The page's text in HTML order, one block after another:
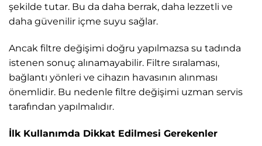
şekilde tutar. Bu da daha berrak, daha lezzetli ve
daha güvenilir içme suyu sağlar.
Ancak filtre değişimi doğru yapılmazsa su tadında
istenen sonuç alınamayabilir. Filtre sıralaması,
bağlantı yönleri ve cihazın havasının alınması
önemlidir. Bu nedenle filtre değişimi uzman servis
tarafından yapılmalıdır.
İlk Kullanımda Dikkat Edilmesi Gerekenler